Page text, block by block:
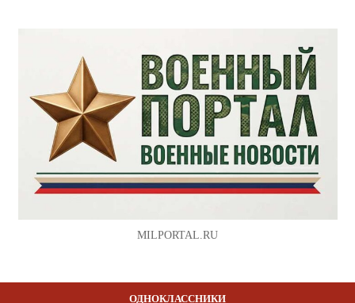
MILPORTAL.RU
ОДНОКЛАССНИКИ